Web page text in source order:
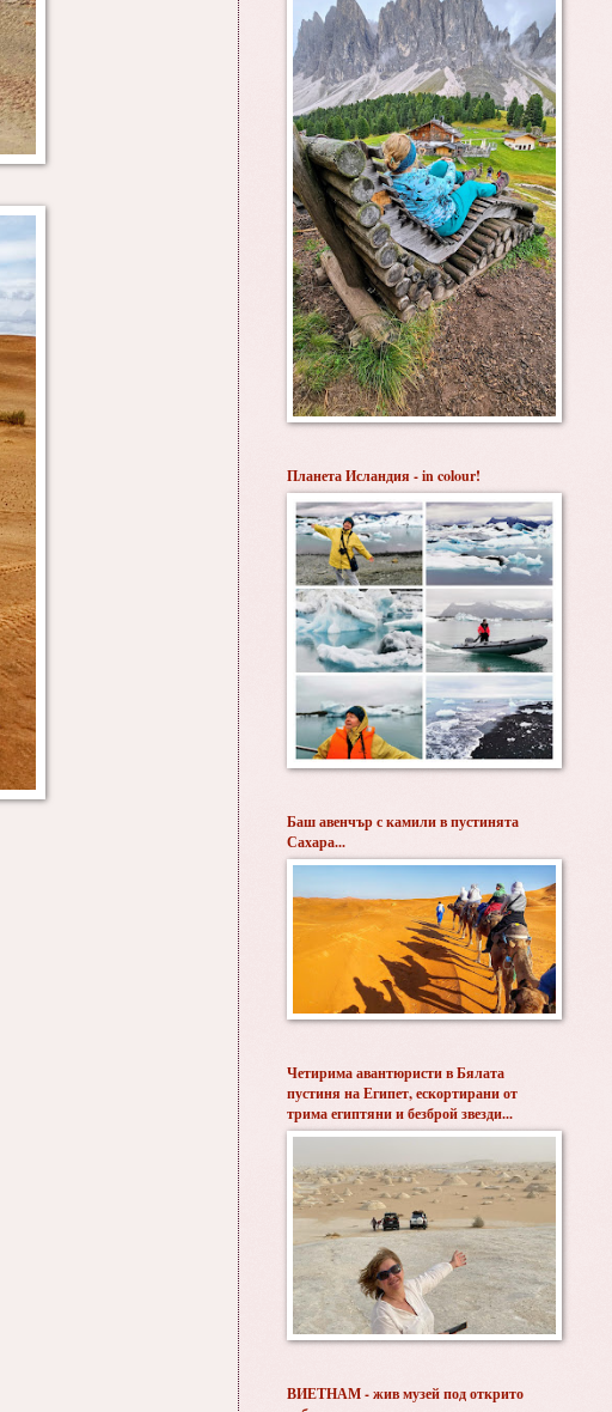
Планета Исландия - in colour!
Баш авенчър с камили в пустинята
Сахара...
Четирима авантюристи в Бялата
пустиня на Египет, ескортирани от
трима египтяни и безброй звезди...
ВИЕТНАМ - жив музей под открито